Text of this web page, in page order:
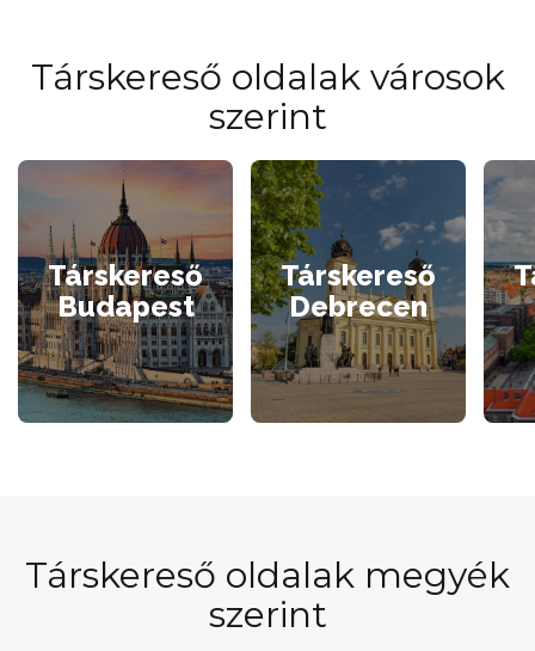
Társkereső oldalak városok
szerint
Társkereső
Budapest
Társkereső
Debrecen
Társkereső oldalak megyék
szerint